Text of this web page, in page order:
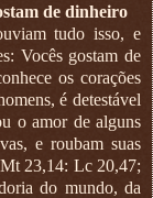
de dinheiro
tudo isso, e
Vocês gostam de
os corações
é detestável
o amor de alguns
e roubam suas
23,14: Lc 20,47;
do mundo, da